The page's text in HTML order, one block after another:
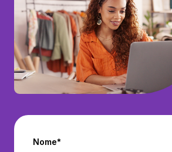
Nome*